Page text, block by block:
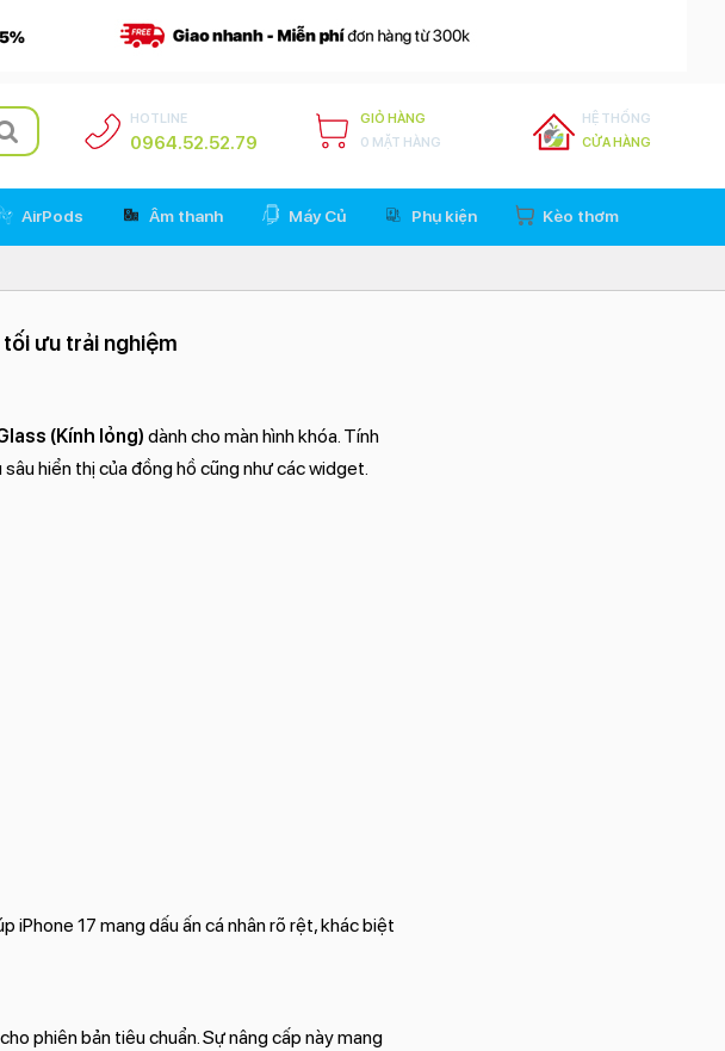
HOTLINE
0964.52.52.79
GIỎ HÀNG
0 MẶT HÀNG
HỆ THỐNG
CỬA HÀNG
AirPods Âm thanh Máy Củ Phụ kiện Kèo thơm
ưu trải nghiệm
(Kính lỏng) dành cho màn hình khóa. Tính
hiển thị của đồng hồ cũng như các widget.
iPhone 17 mang dấu ấn cá nhân rõ rệt, khác biệt
cho phiên bản tiêu chuẩn. Sự nâng cấp này mang